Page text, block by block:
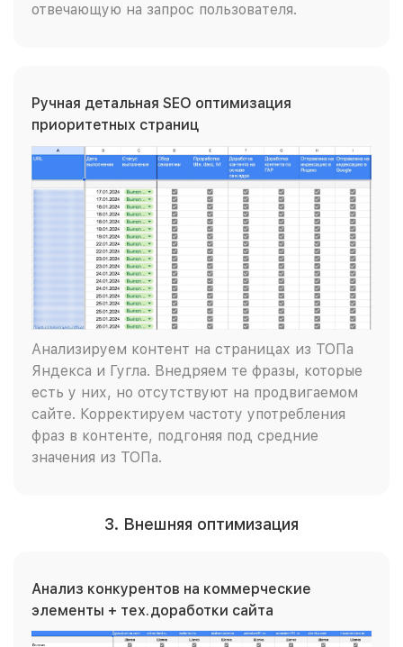
отвечающую на запрос пользователя.
Ручная детальная SEO оптимизация
приоритетных страниц
Анализируем контент на страницах из ТОПа
Яндекса и Гугла. Внедряем те фразы, которые
есть у них, но отсутствуют на продвигаемом
сайте. Корректируем частоту употребления
фраз в контенте, подгоняя под средние
значения из ТОПа.
3. Внешняя оптимизация
Анализ конкурентов на коммерческие
элементы + тех.доработки сайта